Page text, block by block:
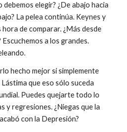
debemos elegir? ¿De abajo hacia
La pelea continúa. Keynes y
de comparar. ¿Más desde
a los grandes.
hecho mejor si simplemente
que eso sólo suceda
Puedes quejarte todo lo
y regresiones. ¿Niegas que la
con la Depresión?